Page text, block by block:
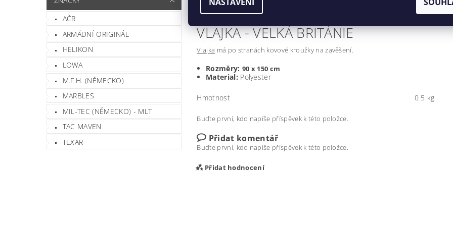
AČR
ARMÁDNÍ ORIGINÁL
HELIKON
LOWA
M.F.H. (NĚMECKO)
MARBLES
MIL-TEC (NĚMECKO) - MLT
TAC MAVEN
TEXAR
VLAJKA - VELKÁ BRITÁNIE
Vlajka má po stranách kovové kroužky na zavěšení.
Rozměry: 90 x 150 cm
Material: Polyester
Hmotnost 0.5 kg
Buďte první, kdo napíše příspěvek k této položce.
Přidat komentář
Buďte první, kdo napíše příspěvek k této položce.
Přidat hodnocení